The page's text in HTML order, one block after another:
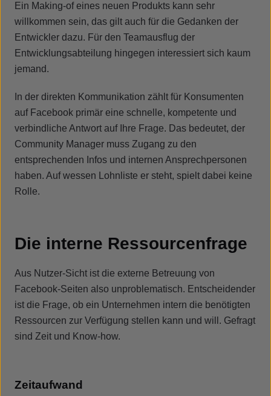
Ein Making-of eines neuen Produkts kann sehr
willkommen sein, das gilt auch für die Gedanken der
Entwickler dazu. Für den Teamausflug der
Entwicklungsabteilung hingegen interessiert sich kaum
jemand.
In der direkten Kommunikation zählt für Konsumenten
auf Facebook primär eine schnelle, kompetente und
verbindliche Antwort auf Ihre Frage. Das bedeutet, der
Community Manager muss Zugang zu den
entsprechenden Infos und internen Ansprechpersonen
haben. Auf wessen Lohnliste er steht, spielt dabei keine
Rolle.
Die interne Ressourcenfrage
Aus Nutzer-Sicht ist die externe Betreuung von
Facebook-Seiten also unproblematisch. Entscheidender
ist die Frage, ob ein Unternehmen intern die benötigten
Ressourcen zur Verfügung stellen kann und will. Gefragt
sind Zeit und Know-how.
Zeitaufwand